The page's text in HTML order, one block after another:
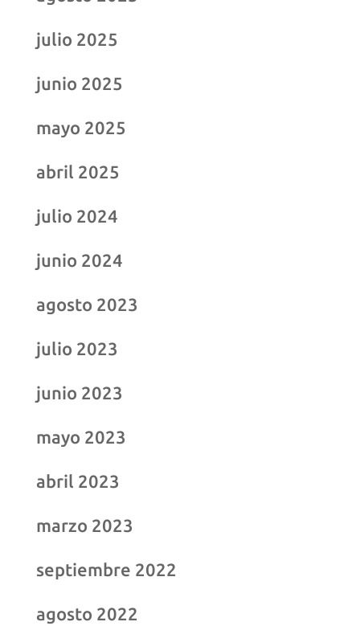
julio 2025
junio 2025
mayo 2025
abril 2025
julio 2024
junio 2024
agosto 2023
julio 2023
junio 2023
mayo 2023
abril 2023
marzo 2023
septiembre 2022
agosto 2022